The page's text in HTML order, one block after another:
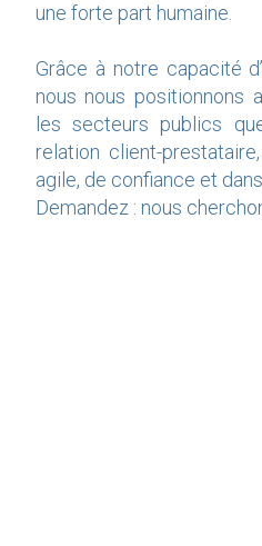
une forte part humaine.
Grâce à notre capacité
nous nous positionnons
les secteurs publics
relation client-
agile, de confiance et
Demandez : nous